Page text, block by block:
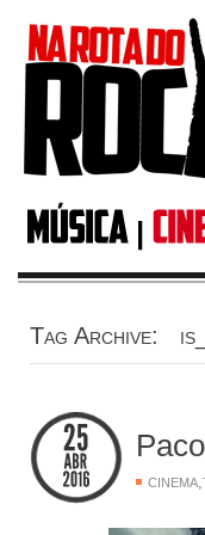
Tag Archive:
CINEMA,